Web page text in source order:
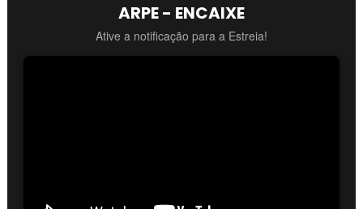
ARPE - ENCAIXE
Ative a notificação para a Estreia!